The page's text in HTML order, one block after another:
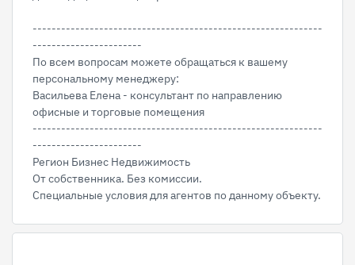
-------------------------------------------------------------
-----------------------
По всем вопросам можете обращаться к вашему
персональному менеджеру:
Васильева Елена - консультант по направлению
офисные и торговые помещения
-------------------------------------------------------------
-----------------------
Регион Бизнес Недвижимость
От собственника. Без комиссии.
Специальные условия для агентов по данному объекту.